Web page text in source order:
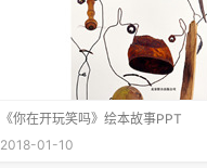
《你在开玩笑吗》绘本故事PPT
2018-01-10